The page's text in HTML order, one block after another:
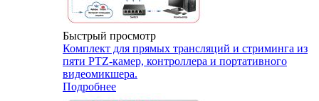
Быстрый просмотр
Комплект для прямых трансляций и стриминга из
пяти PTZ-камер, контроллера и портативного
видеомикшера.
Подробнее